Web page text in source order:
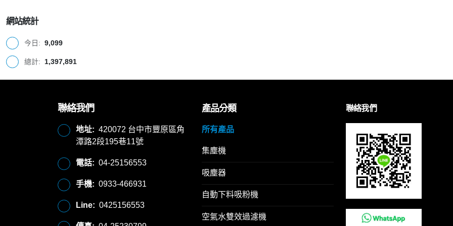
網站統計
今日: 9,099
總計: 1,397,891
聯絡我們
地址: 420072 台中市豐原區角
潭路2段195巷11號
電話: 04-25156553
手機: 0933-466931
Line: 0425156553
產品分類
所有產品
集塵機
吸塵器
自動下料吸粉機
空氣水雙效過濾機
聯絡我們